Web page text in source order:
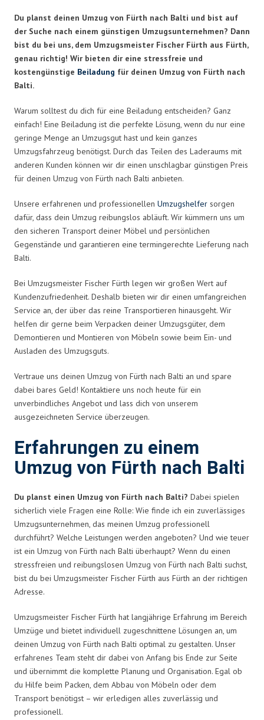
Du planst deinen Umzug von Fürth nach Balti und bist auf
der Suche nach einem günstigen Umzugsunternehmen? Dann
bist du bei uns, dem Umzugsmeister Fischer Fürth aus Fürth,
genau richtig! Wir bieten dir eine stressfreie und
kostengünstige Beiladung für deinen Umzug von Fürth nach
Balti.
Warum solltest du dich für eine Beiladung entscheiden? Ganz
einfach! Eine Beiladung ist die perfekte Lösung, wenn du nur eine
geringe Menge an Umzugsgut hast und kein ganzes
Umzugsfahrzeug benötigst. Durch das Teilen des Laderaums mit
anderen Kunden können wir dir einen unschlagbar günstigen Preis
für deinen Umzug von Fürth nach Balti anbieten.
Unsere erfahrenen und professionellen Umzugshelfer sorgen
dafür, dass dein Umzug reibungslos abläuft. Wir kümmern uns um
den sicheren Transport deiner Möbel und persönlichen
Gegenstände und garantieren eine termingerechte Lieferung nach
Balti.
Bei Umzugsmeister Fischer Fürth legen wir großen Wert auf
Kundenzufriedenheit. Deshalb bieten wir dir einen umfangreichen
Service an, der über das reine Transportieren hinausgeht. Wir
helfen dir gerne beim Verpacken deiner Umzugsgüter, dem
Demontieren und Montieren von Möbeln sowie beim Ein- und
Ausladen des Umzugsguts.
Vertraue uns deinen Umzug von Fürth nach Balti an und spare
dabei bares Geld! Kontaktiere uns noch heute für ein
unverbindliches Angebot und lass dich von unserem
ausgezeichneten Service überzeugen.
Erfahrungen zu einem
Umzug von Fürth nach Balti
Du planst einen Umzug von Fürth nach Balti? Dabei spielen
sicherlich viele Fragen eine Rolle: Wie finde ich ein zuverlässiges
Umzugsunternehmen, das meinen Umzug professionell
durchführt? Welche Leistungen werden angeboten? Und wie teuer
ist ein Umzug von Fürth nach Balti überhaupt? Wenn du einen
stressfreien und reibungslosen Umzug von Fürth nach Balti suchst,
bist du bei Umzugsmeister Fischer Fürth aus Fürth an der richtigen
Adresse.
Umzugsmeister Fischer Fürth hat langjährige Erfahrung im Bereich
Umzüge und bietet individuell zugeschnittene Lösungen an, um
deinen Umzug von Fürth nach Balti optimal zu gestalten. Unser
erfahrenes Team steht dir dabei von Anfang bis Ende zur Seite
und übernimmt die komplette Planung und Organisation. Egal ob
du Hilfe beim Packen, dem Abbau von Möbeln oder dem
Transport benötigst – wir erledigen alles zuverlässig und
professionell.